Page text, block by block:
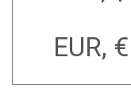
EUR, €